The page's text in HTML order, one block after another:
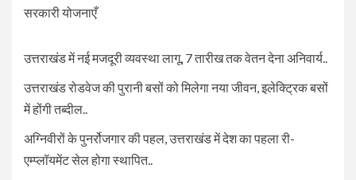
सरकारी योजनाएँ
उत्तराखंड में नई मजदूरी व्यवस्था लागू, 7 तारीख तक वेतन देना अनिवार्य..
उत्तराखंड रोडवेज की पुरानी बसों को मिलेगा नया जीवन, इलेक्ट्रिक बसों
में होंगी तब्दील..
अग्निवीरों के पुनर्रोजगार की पहल, उत्तराखंड में देश का पहला री-
एम्प्लॉयमेंट सेल होगा स्थापित..